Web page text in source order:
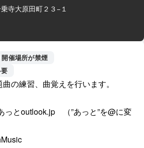
寺大原田町２３−１
催場所が禁煙
の練習、曲覚えを行います。
っとoutlook.jp　（”あっと”を@に変